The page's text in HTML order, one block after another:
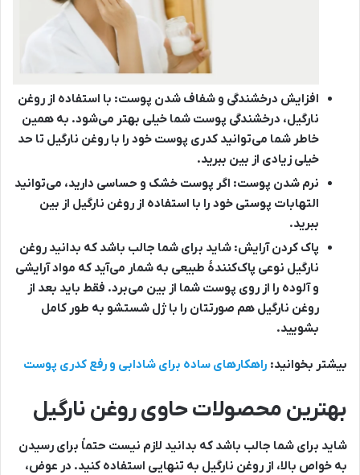
افزایش درخشندگی و شفاف شدن پوست: با استفاده از روغن
نارگیل، درخشندگی پوست شما خیلی بهتر می‌شود. به همین
خاطر شما می‌توانید کدری پوست خود را با روغن نارگیل تا حد
خیلی زیادی از بین ببرید.
نرم شدن پوست: اگر پوست خشک و حساسی دارید، می‌توانید
التهابات پوستی خود را با استفاده از روغن نارگیل از بین
ببرید.
پاک کردن آرایش: شاید برای شما جالب باشد که بدانید روغن
نارگیل نوعی پاک‌کنندۀ طبیعی به شمار می‌آید که مواد آرایشی
و آلوده را از روی پوست شما از بین می‌برد. فقط باید بعد از
روغن نارگیل هم صورتتان را با ژل شستشو به طور کامل
بشویید.
بیشتر بخوانید: راهکارهای ساده برای شادابی و رفع کدری پوست
بهترین محصولات حاوی روغن نارگیل
شاید برای شما جالب باشد که بدانید لازم نیست حتماً برای رسیدن
به خواص بالا، از روغن نارگیل به تنهایی استفاده کنید. در عوض،